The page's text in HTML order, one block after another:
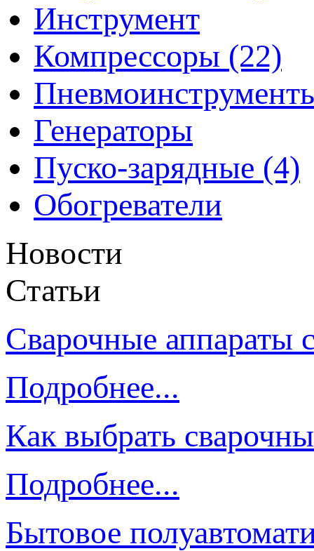
Инструмент
Компрессоры (22)
Генераторы
Пуско-зарядные (4)
Обогреватели
Новости
Статьи
Сварочные аппараты
Подробнее...
Как выбрать
Подробнее...
Бытовое